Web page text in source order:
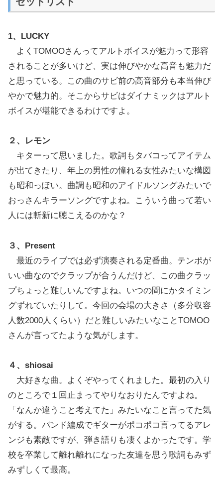
1、LUCKY
よくTOMOOさんってアルトボイスが魅力って形容
されることが多いけど、実は伸びやかな高音も魅力だ
と思っている。この曲のサビ前の高音部分も本当伸び
やかで魅力的。そこからサビはダイナミックはアルト
ボイスが堪能できるわけですよ。
２、レモン
キターって思いました。歌詞もタバコってアイテム
が出てきたり、年上の男性の憧れる女性みたいな構図
も昭和っぽい。曲調も昭和のアイドルソングみたいで
おっさんキラーソングですよね。こういう曲って若い
人には斬新に聴こえるのかな？
３、Present
最近のライブでは必ず演奏される定番曲。テンポが
いい曲なのでクラップが合うんだけど、この曲クラッ
プちょっと難しいんですよね。いつの間にかタイミン
グずれていたりして。今回の会場の大きさ（多分収容
人数2000人くらい）だと難しいみたいなことTOMOO
さんが言ってたような気がします。
４、shiosai
大好きな曲。よくぞやってくれました。最初の入り
のところで１回止まってやりなおりたんですよね。
「なんか違うこと考えてた」みたいなこと言ってた気
がする。バンド編成でギターがポコポコ言ってるアレ
ンジも素敵ですが、弾き語りも凄くよかったです。学
校を卒業して離れ離れになった友達を思う歌詞もみず
みずしくて最高。